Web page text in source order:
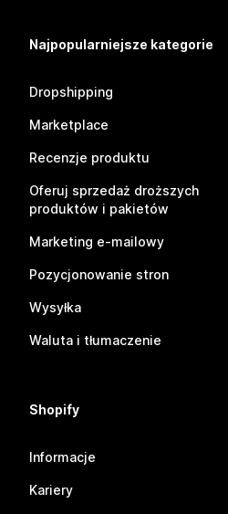
Najpopularniejsze kategorie
Dropshipping
Marketplace
Recenzje produktu
Oferuj sprzedaż droższych
produktów i pakietów
Marketing e-mailowy
Pozycjonowanie stron
Wysyłka
Waluta i tłumaczenie
Shopify
Informacje
Kariery